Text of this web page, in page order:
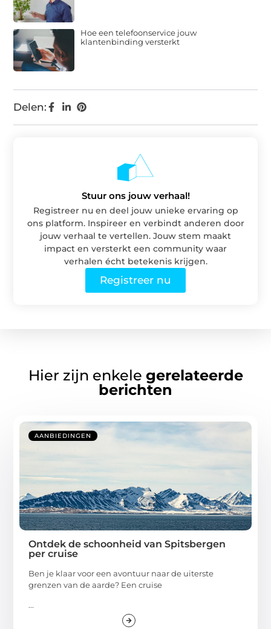
Delen:
Hoe een telefoonservice jouw
klantenbinding versterkt
Stuur ons jouw verhaal!
Registreer nu en deel jouw unieke ervaring op
ons platform. Inspireer en verbindt anderen door
jouw verhaal te vertellen. Jouw stem maakt
impact en versterkt een community waar
verhalen écht betekenis krijgen.
Registreer nu
Hier zijn enkele gerelateerde
berichten
AANBIEDINGEN
Ontdek de schoonheid van Spitsbergen
per cruise
Ben je klaar voor een avontuur naar de uiterste
grenzen van de aarde? Een cruise
...